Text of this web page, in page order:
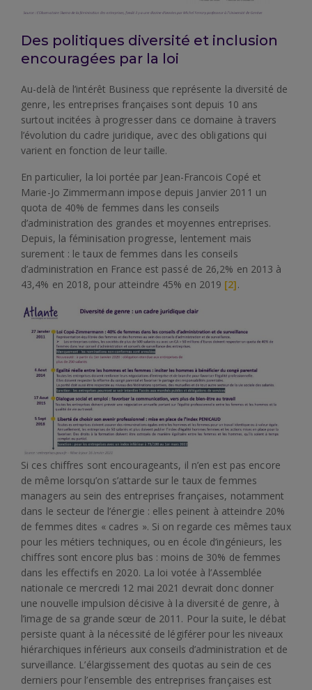
Des politiques diversité et inclusion
encouragées par la loi
Au-delà de l’intérêt Business que représente la diversité de
genre, les entreprises françaises sont depuis 10 ans
surtout incitées à progresser dans ce domaine à travers
l’évolution du cadre juridique, avec des obligations qui
varient en fonction de leur taille.
En particulier, la loi portée par Jean-Francois Copé et
Marie-Jo Zimmermann impose depuis Janvier 2011 un
quota de 40% de femmes dans les conseils
d’administration des grandes et moyennes entreprises.
Depuis, la féminisation progresse, lentement mais
surement : le taux de femmes dans les conseils
d’administration en France est passé de 26,2% en 2013 à
43,4% en 2018, pour atteindre 45% en 2019 [2].
Si ces chiffres sont encourageants, il n’en est pas encore
de même lorsqu’on s’attarde sur le taux de femmes
managers au sein des entreprises françaises, notamment
dans le secteur de l’énergie : elles peinent à atteindre 20%
de femmes dites « cadres ». Si on regarde ces mêmes taux
pour les métiers techniques, ou en école d’ingénieurs, les
chiffres sont encore plus bas : moins de 30% de femmes
dans les effectifs en 2020. La loi votée à l’Assemblée
nationale ce mercredi 12 mai 2021 devrait donc donner
une nouvelle impulsion décisive à la diversité de genre, à
l’image de sa grande sœur de 2011. Pour la suite, le débat
persiste quant à la nécessité de légiférer pour les niveaux
hiérarchiques inférieurs aux conseils d’administration et de
surveillance. L’élargissement des quotas au sein de ces
derniers pour l’ensemble des entreprises françaises est